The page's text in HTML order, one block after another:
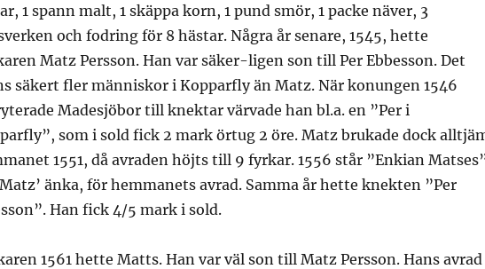
1 spann malt, 1 skäppa korn, 1 pund smör, 1 packe näver, 3
och fodring för 8 hästar. Några år senare, 1545, hette
Matz Persson. Han var säker-ligen son till Per Ebbesson. Det
säkert fler människor i Kopparfly än Matz. När konungen 1546
Madesjöbor till knektar värvade han bl.a. en ”Per i
som i sold fick 2 mark örtug 2 öre. Matz brukade dock
1551, då avraden höjts till 9 fyrkar. 1556 står ”Enkian
änka, för hemmanets avrad. Samma år hette knekten ”Per
Han fick 4/5 mark i sold.
1561 hette Matts. Han var väl son till Matz Persson. Hans avrad